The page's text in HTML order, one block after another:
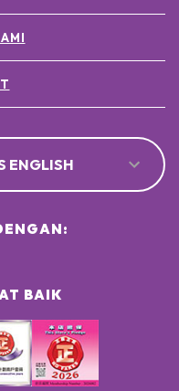
ENGLISH
BAIK